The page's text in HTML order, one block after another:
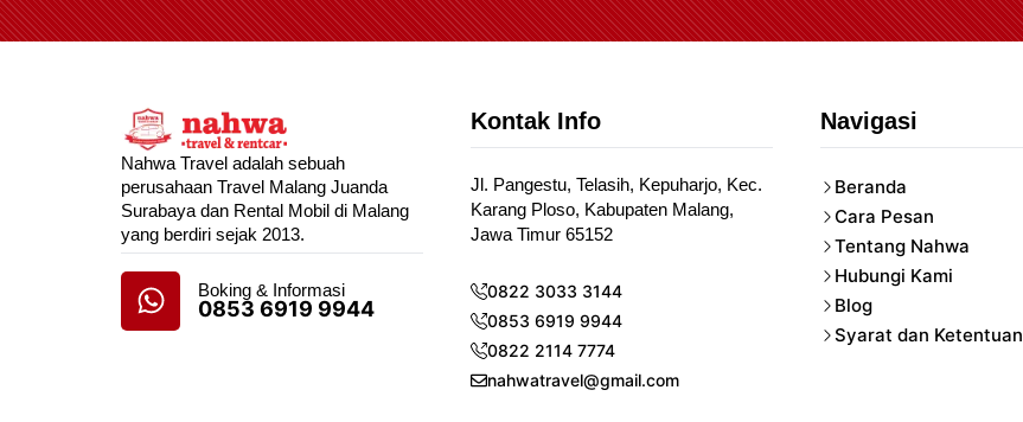
Nahwa Travel adalah sebuah
perusahaan Travel Malang Juanda
Surabaya dan Rental Mobil di Malang
yang berdiri sejak 2013.
Boking & Informasi
0853 6919 9944
Kontak Info
Jl. Pangestu, Telasih, Kepuharjo, Kec.
Karang Ploso, Kabupaten Malang,
Jawa Timur 65152
0822 3033 3144
0853 6919 9944
0822 2114 7774
nahwatravel@gmail.com
Navigasi
Beranda
Cara Pesan
Tentang Nahwa
Hubungi Kami
Blog
Syarat dan Ketentuan